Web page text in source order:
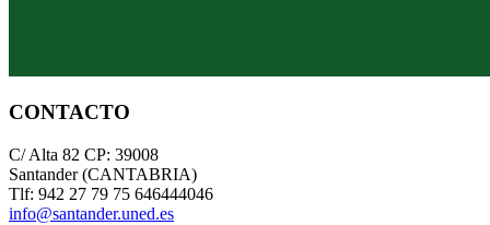
CONTACTO
C/ Alta 82 CP: 39008
Santander (CANTABRIA)
Tlf: 942 27 79 75 646444046
info@santander.uned.es